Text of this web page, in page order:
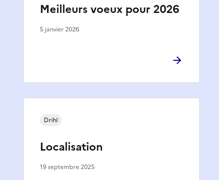
Meilleurs voeux pour 2026
5 janvier 2026
Localisation
Drihl
19 septembre 2025